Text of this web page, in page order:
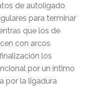
de autoligado
para terminar
que los de
con arcos
los
por un íntimo
por la ligadura